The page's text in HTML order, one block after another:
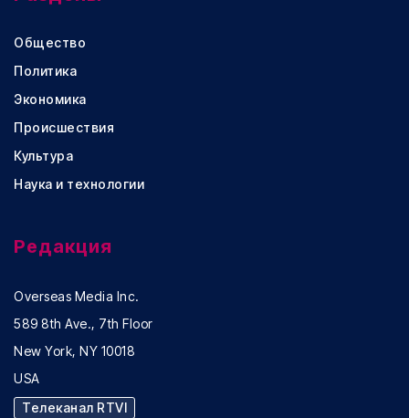
Общество
Политика
Экономика
Происшествия
Культура
Наука и технологии
Редакция
Overseas Media Inc.
589 8th Ave., 7th Floor
New York, NY 10018
USA
Телеканал RTVI